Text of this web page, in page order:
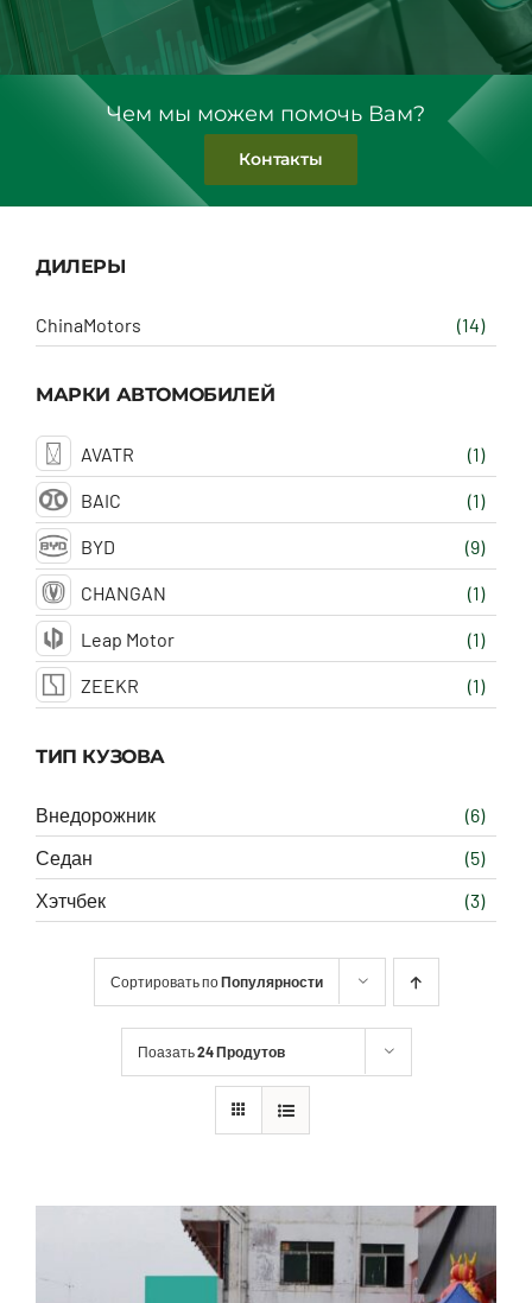
Чем мы можем помочь Вам?
Контакты
ДИЛЕРЫ
ChinaMotors (14)
МАРКИ АВТОМОБИЛЕЙ
AVATR (1)
BAIC (1)
BYD (9)
CHANGAN (1)
Leap Motor (1)
ZEEKR (1)
ТИП КУЗОВА
Внедорожник
(6)
Седан
(5)
Хэтчбек
(3)
Сортировать поПопулярности
Поазать24 Продутов